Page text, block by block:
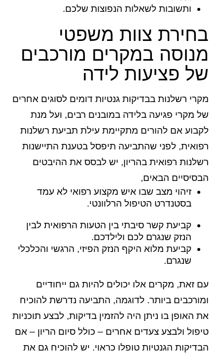
ותשובות לשאלות הנפוצות שלכם.
בחירת צוות משפטי
מנוסה במקרים מורכבים
של פציעות לידה
מקרי רשלנות בבדיקות גנטיות דומים לסוגים אחרים
של מקרי פגיעה בלידה במובנים רבים, ועל מנת
לקבוע אם להורים מתקיימת עילת תביעת רשלנות
רפואית, לפני שהתביעה תיפסל בטענת התיישנות
רשלנות רפואית בהריון, יש לבסס את ההיבטים
הבסיסיים הבאים,
זיהוי מצב שבו איש מקצוע רפואי לא עמד
בסטנדרט הטיפול הרלוונטי.
קביעת קשר סיבתי בין הטעות הרפואית לבין
הנזק שנגרם לכם ולילדכם.
קביעת מלוא היקף הנזק הפיזי, הרגשי והכלכלי
שנגרם.
עם זאת, מקרים אלו יכולים להיות גם ייחודיים
ומורכבים ביותר. לדוגמה, התביעה נדרשת להוכיח
את האופן בו ניתן היה להזמין בדיקות, לבצע תוכניות
טיפול ולבצע צעדים אחרים – כולל סיום הריון – אם
הבדיקות הגנטיות טופלו כראוי. יש להוכיח גם את